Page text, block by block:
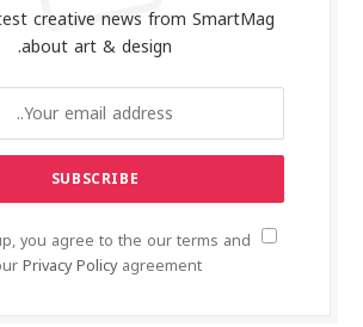
creative news from SmartMag
about art & design.
you agree to the our terms and
Privacy Policyagreement.